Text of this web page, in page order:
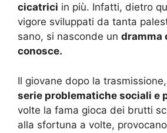
cicatrici in più. Infatti, dietro
vigore sviluppati da tanta
sano, si nasconde un dramma
conosce.
Il giovane dopo la
serie problematiche sociali e
volte la fama gioca dei brutti
alla sfortuna a volte,